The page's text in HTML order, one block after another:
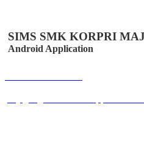
SIMS SMK KORPRI
Android Application